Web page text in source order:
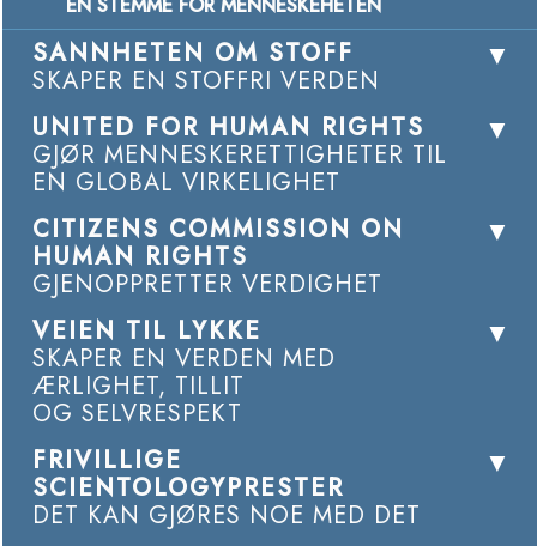
SANNHETEN OM STOFF
SKAPER EN STOFFRI VERDEN
UNITED FOR HUMAN RIGHTS
GJØR MENNESKERETTIGHETER TIL
EN GLOBAL VIRKELIGHET
CITIZENS COMMISSION ON
HUMAN RIGHTS
GJENOPPRETTER VERDIGHET
VEIEN TIL LYKKE
SKAPER EN VERDEN MED
ÆRLIGHET, TILLIT
OG SELVRESPEKT
FRIVILLIGE
SCIENTOLOGYPRESTER
DET KAN GJØRES NOE MED DET